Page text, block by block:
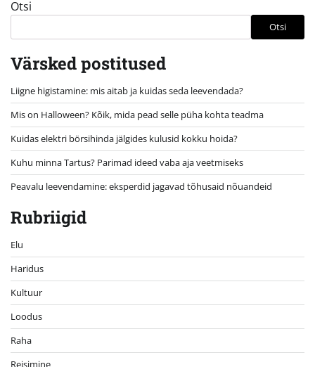
Otsi
Otsi
Värsked postitused
Liigne higistamine: mis aitab ja kuidas seda leevendada?
Mis on Halloween? Kõik, mida pead selle püha kohta teadma
Kuidas elektri börsihinda jälgides kulusid kokku hoida?
Kuhu minna Tartus? Parimad ideed vaba aja veetmiseks
Peavalu leevendamine: eksperdid jagavad tõhusaid nõuandeid
Rubriigid
Elu
Haridus
Kultuur
Loodus
Raha
Reisimine